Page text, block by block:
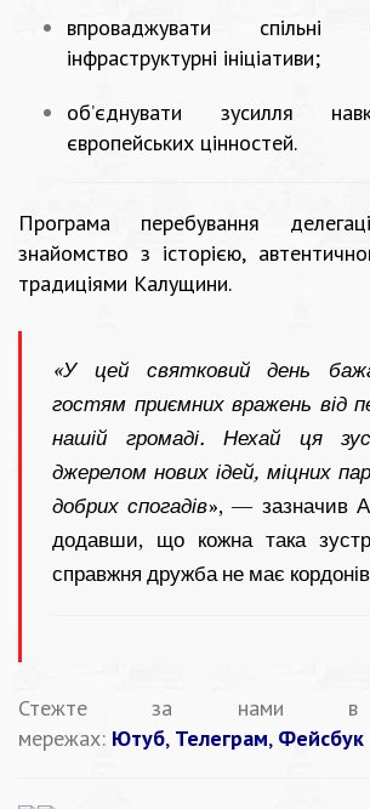
впроваджувати спільні
інфраструктурні ініціативи;
об’єднувати зусилля
європейських цінностей.
Програма перебування
знайомство з історією,
традиціями Калущини.
«У цей святковий день
гостям приємних вражень від
нашій громаді. Нехай ця
джерелом нових ідей, міцних
добрих спогадів», — зазначив
додавши, що кожна така
справжня дружба не має
Стежте за нами в
мережах: Ютуб, Телеграм, Фейсбук